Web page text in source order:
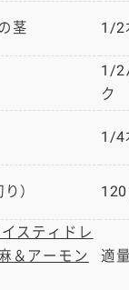
茎 1/2
1/2
ク
1/4
） 120
スティドレ
＆アーモン
適量